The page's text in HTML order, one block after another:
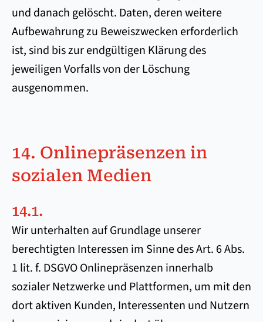
und danach gelöscht. Daten, deren weitere
Aufbewahrung zu Beweiszwecken erforderlich
ist, sind bis zur endgültigen Klärung des
jeweiligen Vorfalls von der Löschung
ausgenommen.
14. Onlinepräsenzen in
sozialen Medien
14.1.
Wir unterhalten auf Grundlage unserer
berechtigten Interessen im Sinne des Art. 6 Abs.
1 lit. f. DSGVO Onlinepräsenzen innerhalb
sozialer Netzwerke und Plattformen, um mit den
dort aktiven Kunden, Interessenten und Nutzern